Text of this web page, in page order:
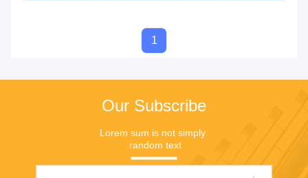
1
Our Subscribe
Lorem sum is not simply
random text.